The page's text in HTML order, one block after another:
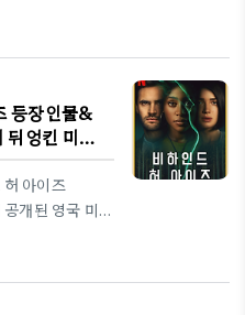
피소드 1과 2)
공개..
시즌 1에서 라
(인턴) 과정부터
삶을 재건하는
긴장감과 감
로, 한국에서는
터 방영되며 큰
즌 2 방영소식
FOX로부터
로 구성되어
리미어 방송
등장인물&
엉킨 미스
아이즈
개된 영국 미니
안에 몰입해서
소설을 원작으